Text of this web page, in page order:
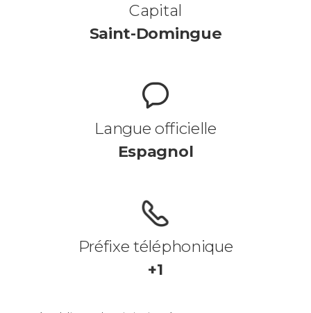
Capital
Saint-Domingue
Langue officielle
Espagnol
Préfixe téléphonique
+1